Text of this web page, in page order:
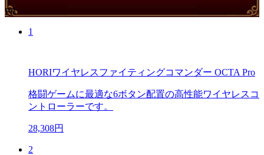
PR
1
HORIワイヤレスファイティングコマンダー OCTA Pro
格闘ゲームに最適な6ボタン配置の高性能ワイヤレスコ
ントローラーです。
28,308円
2